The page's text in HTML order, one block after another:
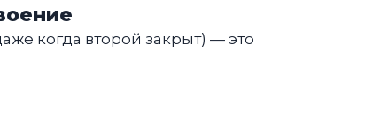
когда второй закрыт) — это